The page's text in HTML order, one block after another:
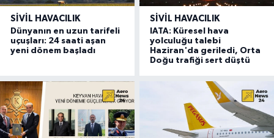
SIVIL HAVACILIK
Dünyanın en uzun tarifeli
uçuşları: 24 saati aşan
yeni dönem başladı
SIVIL HAVACILIK
IATA: Küresel hava
yolculuğu talebi
Haziran'da geriledi, Orta
Doğu trafiği sert düştü